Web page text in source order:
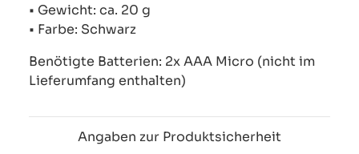
• Gewicht: ca. 20 g
• Farbe: Schwarz
Benötigte Batterien: 2x AAA Micro (nicht im
Lieferumfang enthalten)
Angaben zur Produktsicherheit